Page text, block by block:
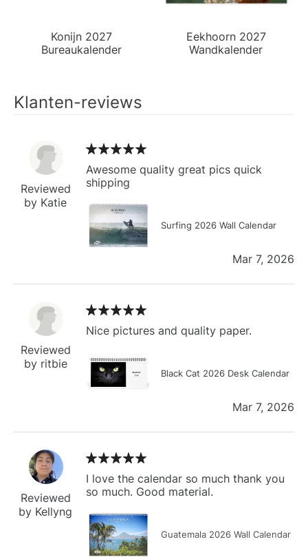
Konijn 2027
Bureaukalender
Eekhoorn 2027
Wandkalender
Klanten-reviews
Reviewed
by Katie
Awesome quality great pics quick
shipping
Surfing 2026 Wall Calendar
Mar 7, 2026
Reviewed
by ritbie
Nice pictures and quality paper.
Black Cat 2026 Desk Calendar
Mar 7, 2026
Reviewed
by Kellyng
I love the calendar so much thank you
so much. Good material.
Guatemala 2026 Wall Calendar